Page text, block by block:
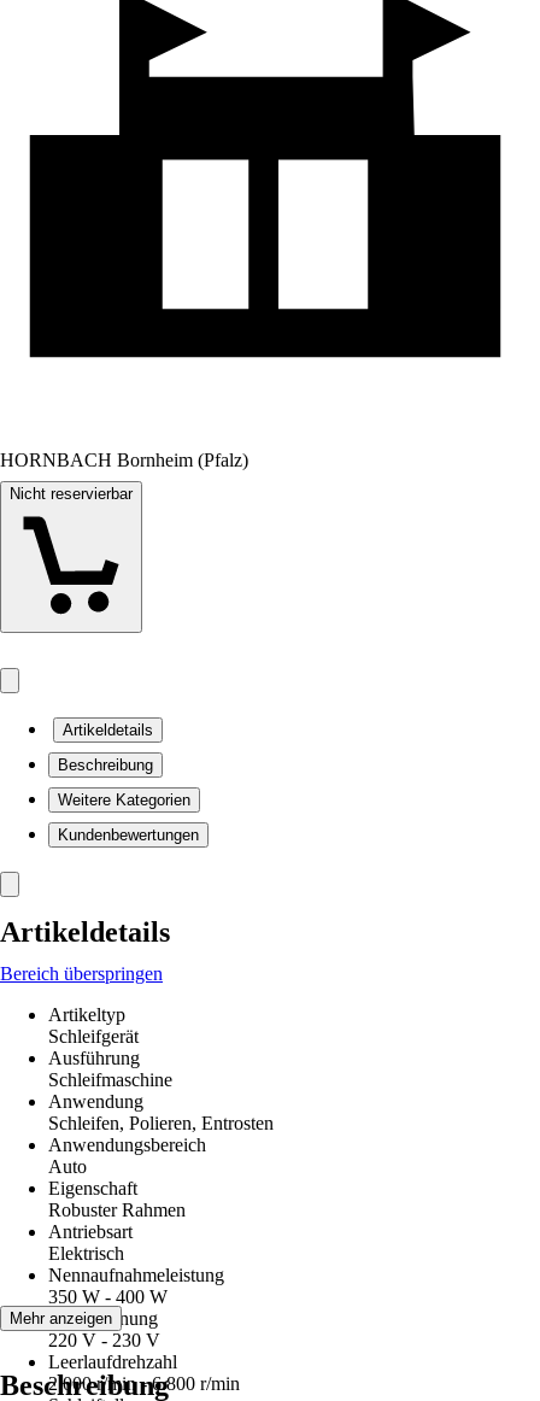
HORNBACH Bornheim (Pfalz)
Nicht reservierbar
Artikeldetails
Beschreibung
Weitere Kategorien
Kundenbewertungen
Artikeldetails
Bereich überspringen
Artikeltyp
Schleifgerät
Ausführung
Schleifmaschine
Anwendung
Schleifen, Polieren, Entrosten
Anwendungsbereich
Auto
Eigenschaft
Robuster Rahmen
Antriebsart
Elektrisch
Nennaufnahmeleistung
350 W - 400 W
Netzspannung
220 V - 230 V
Leerlaufdrehzahl
2.000 r/min - 6.800 r/min
Mehr anzeigen
Beschreibung